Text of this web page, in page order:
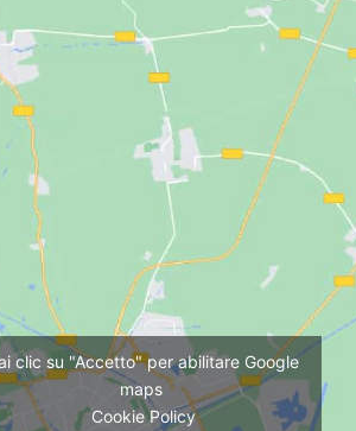
clic su "Accetto" per abilitare Google
maps
Cookie Policy